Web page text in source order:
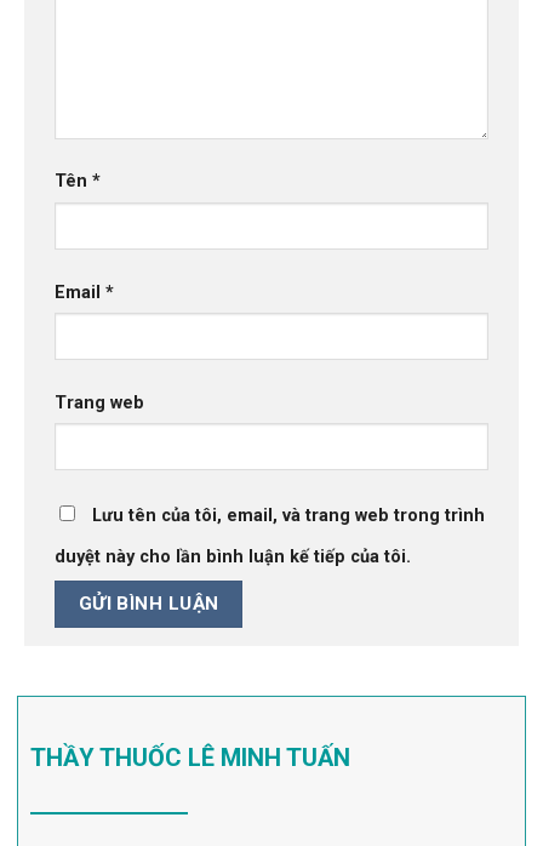
Tên *
Email *
Trang web
Lưu tên của tôi, email, và trang web trong trình
duyệt này cho lần bình luận kế tiếp của tôi.
THẦY THUỐC LÊ MINH TUẤN